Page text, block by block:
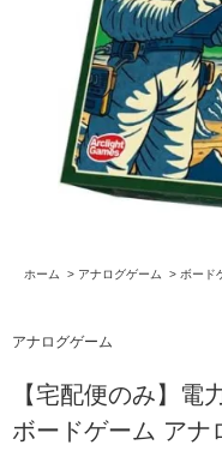
ホーム > アナログゲーム > ボード
アナログゲーム
【宅配便のみ】電
ボードゲーム アナ